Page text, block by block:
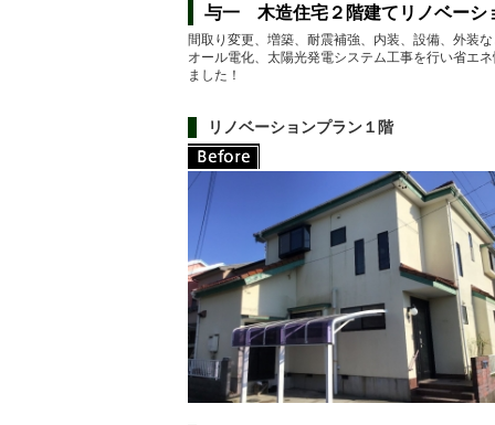
与一 木造住宅２階建てリノベーシ
間取り変更、増築、耐震補強、内装、設備、外装
オール電化、太陽光発電システム工事を行い省エ
ました！
リノベーションプラン１階